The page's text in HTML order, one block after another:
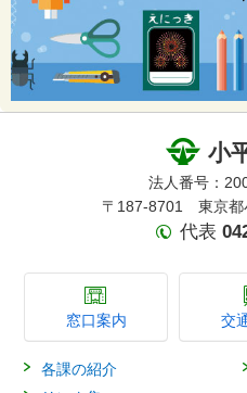
小
法人番号：
〒187-8701 東京都
代表
窓口案内 交
各課の紹介